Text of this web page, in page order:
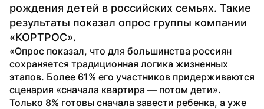
рождения детей в российских семьях. Такие
результаты показал опрос группы компании
«КОРТРОС».
«Опрос показал, что для большинства россиян
сохраняется традиционная логика жизненных
этапов. Более 61% его участников придерживаются
сценария «сначала квартира — потом дети».
Только 8% готовы сначала завести ребенка, а уже